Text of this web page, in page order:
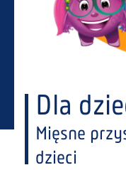
Dla
Mięsne
dzieci